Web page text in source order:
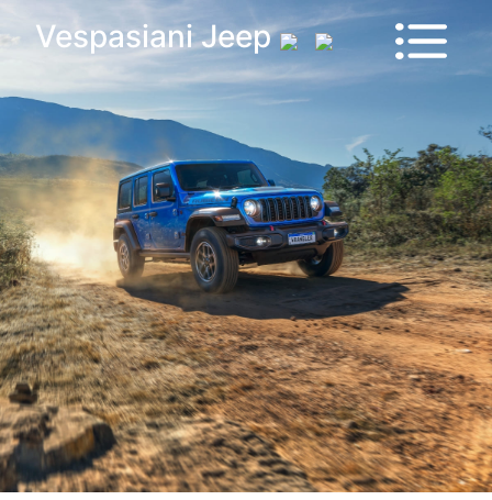
Vespasiani Jeep
Vehículos
Contactanos
Test
Drive
Ram
House